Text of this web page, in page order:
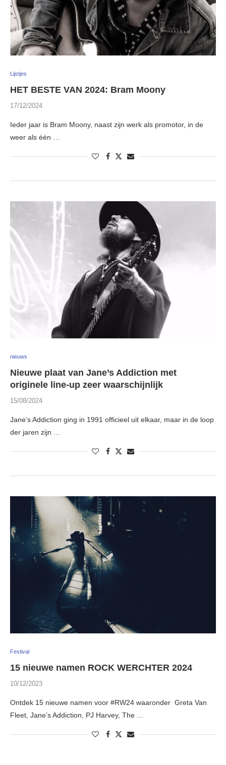
Lijstjes
HET BESTE VAN 2024: Bram Moony
17/12/2024
Ieder jaar is Bram Moony, naast zijn werk als promotor, in de
weer als één …
nieuws
Nieuwe plaat van Jane’s Addiction met
originele line-up zeer waarschijnlijk
15/08/2024
Jane’s Addiction ging in 1991 officieel uit elkaar, maar in de loop
der jaren zijn …
Festival
15 nieuwe namen ROCK WERCHTER 2024
10/12/2023
Ontdek 15 nieuwe namen voor #RW24 waaronder Greta Van
Fleet, Jane’s Addiction, PJ Harvey, The …